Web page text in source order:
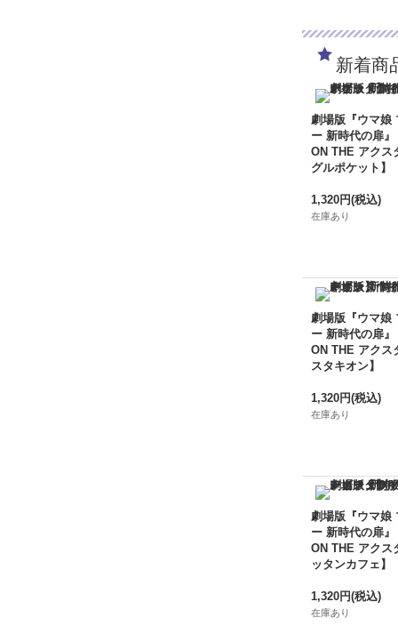
新着商
劇場版『ウマ娘
ー 新時代の扉』
ON THE アクス
グルポケット】
1,320円(税込)
在庫あり
劇場版『ウマ娘
ー 新時代の扉』
ON THE アクス
スタキオン】
1,320円(税込)
在庫あり
劇場版『ウマ娘
ー 新時代の扉』
ON THE アクス
ッタンカフェ】
1,320円(税込)
在庫あり